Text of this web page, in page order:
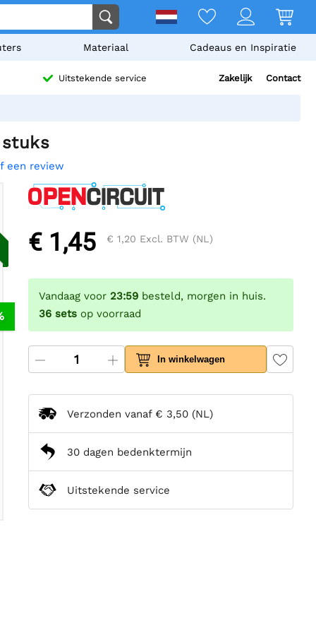
Materiaal Cadeaus en Inspiratie
Uitstekende service Zakelijk Contact
een review
€ 1,45 € 1,20 Excl. BTW (NL)
Vandaag voor 23:59 besteld, morgen in huis.
36 sets op voorraad
In winkelwagen
Verzonden vanaf € 3,50 (NL)
30 dagen bedenktermijn
Uitstekende service